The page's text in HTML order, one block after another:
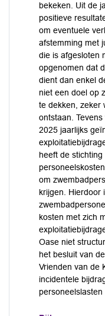
bekeken. Uit de
positieve
om eventuele
afstemming met
die is afgesloten
opgenomen dat
dient dan enkel
niet een doel op
te dekken, zeker
ontstaan.
2025 jaarlijks
heeft de
om
krijgen. Hierdoor
kosten met zich
Oase niet
het besluit van
Vrienden van de
incidentele